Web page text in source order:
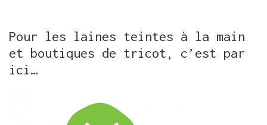
Pour les laines teintes à la main
et boutiques de tricot, c’est par
ici…